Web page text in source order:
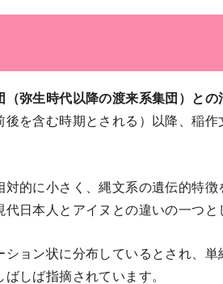
弥生時代以降の渡来系集団）と
を含む時期とされる）以降、稲
的に小さく、縄文系の遺伝的特
日本人とアイヌとの違いの一つと
ョン状に分布しているとされ、
しば指摘されています。